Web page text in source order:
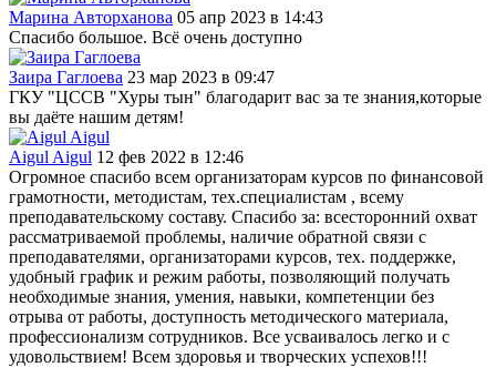
Марина Авторханова 05 апр 2023 в 14:43
Спасибо большое. Всё очень доступно
Заира Гаглоева 23 мар 2023 в 09:47
ГКУ "ЦССВ "Хуры тын" благодарит вас за те знания,которые
вы даёте нашим детям!
Aigul Aigul 12 фев 2022 в 12:46
Огромное спасибо всем организаторам курсов по финансовой
грамотности, методистам, тех.специалистам , всему
преподавательскому составу. Спасибо за: всесторонний охват
рассматриваемой проблемы, наличие обратной связи с
преподавателями, организаторами курсов, тех. поддержке,
удобный график и режим работы, позволяющий получать
необходимые знания, умения, навыки, компетенции без
отрыва от работы, доступность методического материала,
профессионализм сотрудников. Все усваивалось легко и с
удовольствием! Всем здоровья и творческих успехов!!!